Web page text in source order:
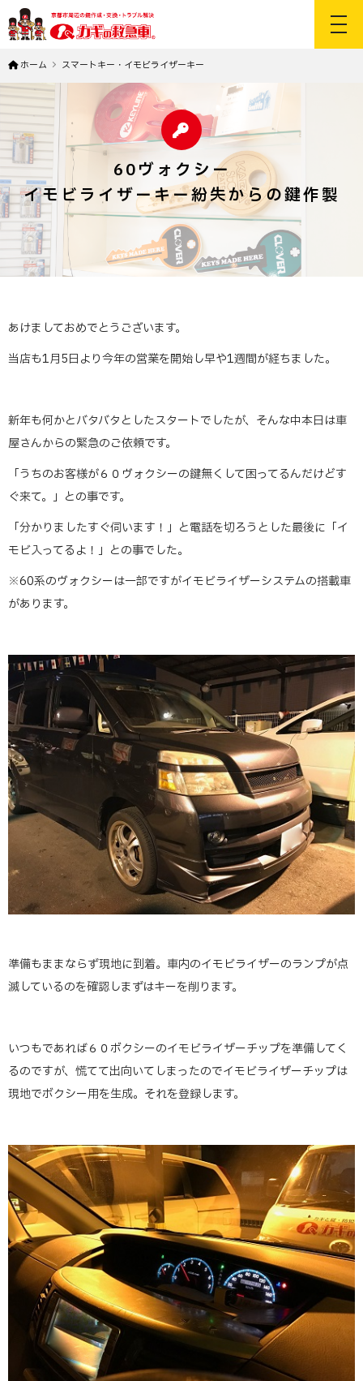
ホーム スマートキー・イモビライザーキー
60ヴォクシー
イモビライザーキー紛失からの鍵作製
あけましておめでとうございます。
当店も1月5日より今年の営業を開始し早や1週間が経ちました。
新年も何かとバタバタとしたスタートでしたが、そんな中本日は車
屋さんからの緊急のご依頼です。
「うちのお客様が６０ヴォクシーの鍵無くして困ってるんだけどす
ぐ来て。」との事です。
「分かりましたすぐ伺います！」と電話を切ろうとした最後に「イ
モビ入ってるよ！」との事でした。
※60系のヴォクシーは一部ですがイモビライザーシステムの搭載車
があります。
準備もままならず現地に到着。車内のイモビライザーのランプが点
滅しているのを確認しまずはキーを削ります。
いつもであれば６０ボクシーのイモビライザーチップを準備してく
るのですが、慌てて出向いてしまったのでイモビライザーチップは
現地でボクシー用を生成。それを登録します。